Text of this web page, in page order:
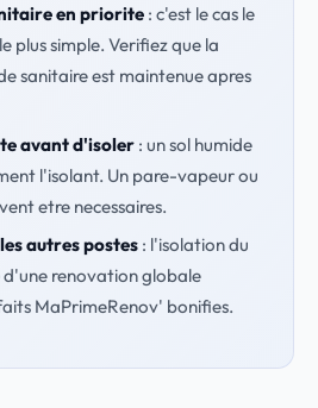
en priorite: c'est le cas le
plus simple. Verifiez que la
sanitaire est maintenue apres
avant d'isoler: un sol humide
l'isolant. Un pare-vapeur ou
etre necessaires.
autres postes: l'isolation du
d'une renovation globale
MaPrimeRenov' bonifies.